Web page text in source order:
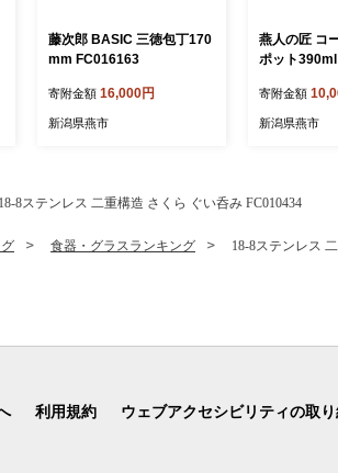
藤次郎 BASIC 三徳包丁170
mm FC016163
寄附金額 16,000円
新潟県燕市
燕人の匠 コ
ポット
寄附金額
新潟県燕市
18-8ステンレス 二重構造 さくら ぐい呑み FC010434
食器・グラスランキング 18-8ステンレス
利用規約 ウェブアクセシビリティの取